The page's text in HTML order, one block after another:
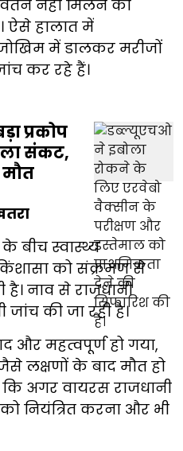
नहीं मिलने की
ऐसे हालात में
में डालकर मरीजों
कर रहे हैं।
प्रकोप
संकट,
बीच स्वास्थ्य
को संक्रमण से
नाव से राजधानी
जांच की जा रही है।
महत्वपूर्ण हो गया,
लक्षणों के बाद मौत हो
कि अगर वायरस राजधानी
नियंत्रित करना और भी